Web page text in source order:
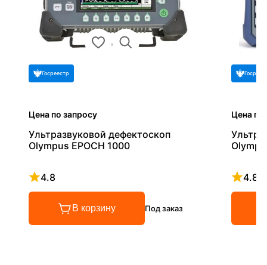
Госреестр
Цена по запросу
Ультразвуковой дефектоскоп
Olympus EPOCH 1000
4.8
Рейтинг 4.8 из 5
В корзину Под заказ
Цена по
4.8